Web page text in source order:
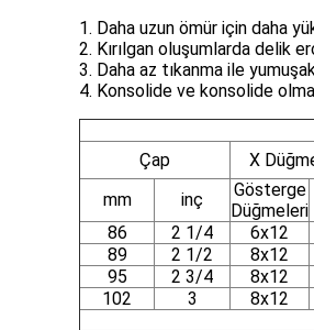
1. Daha uzun ömür için daha
2. Kırılgan oluşumlarda delik
3. Daha az tıkanma ile
4. Konsolide ve konsolide
Çap
X
mm
inç
Gösterge
Düğmeleri
86
2 1/4 6x12
89
2 1/2 8x12
95
2 3/4 8x12
102
3 8x12